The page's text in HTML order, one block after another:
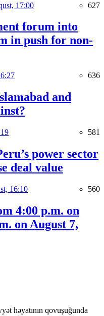
17:00 627
forum into
in push for non-
636
and
581
power sector
deal value
16:10 560
4:00 p.m. on
on August 7,
həyatının qovuşuğunda